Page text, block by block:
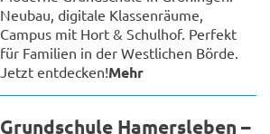
Neubau, digitale Klassenräume,
Campus mit Hort & Schulhof. Perfekt
für Familien in der Westlichen Börde.
Jetzt entdecken!Mehr
Grundschule Hamersleben –